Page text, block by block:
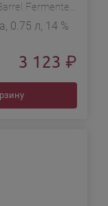
The Dry Land Collection Courageous Barrel Fermented Chenin Blanc
0.75 л, 14 %
3 123 ₽